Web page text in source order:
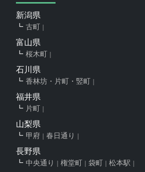
新潟県
古町
富山県
桜木町
石川県
香林坊・片町・竪町
福井県
片町
山梨県
甲府 春日通り
長野県
中央通り 権堂町 袋町 松本駅